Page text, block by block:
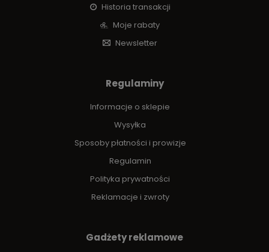
Historia transakcji
Moje rabaty
Newsletter
Regulaminy
Informacje o sklepie
Wysyłka
Sposoby płatności i prowizje
Regulamin
Polityka prywatności
Reklamacje i zwroty
Gadżety reklamowe